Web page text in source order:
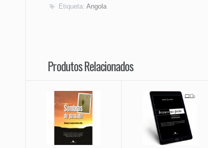
Etiqueta: Angola
Produtos Relacionados